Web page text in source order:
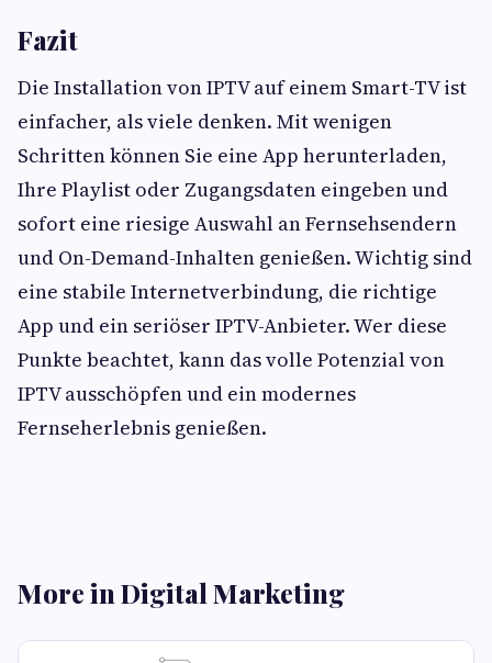
Fazit
Die Installation von IPTV auf einem Smart-TV ist
einfacher, als viele denken. Mit wenigen
Schritten können Sie eine App herunterladen,
Ihre Playlist oder Zugangsdaten eingeben und
sofort eine riesige Auswahl an Fernsehsendern
und On-Demand-Inhalten genießen. Wichtig sind
eine stabile Internetverbindung, die richtige
App und ein seriöser IPTV-Anbieter. Wer diese
Punkte beachtet, kann das volle Potenzial von
IPTV ausschöpfen und ein modernes
Fernseherlebnis genießen.
More in Digital Marketing